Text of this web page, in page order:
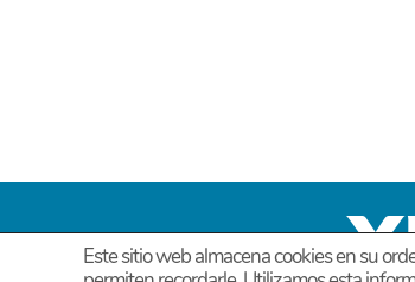
Este sitio web almacena cookies en su